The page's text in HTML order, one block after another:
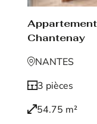
Chantenay
NANTES
3 pièces
54.75 m²